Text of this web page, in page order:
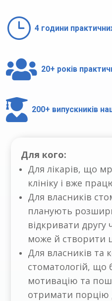
} 4 години
 20+ років
 200+ випускників
Для кого:
Для лікарів, що
клініку і вже
Для власників
планують
відкривати другу
може й створити
Для власників та
стоматологій,
мотивацію та
отримати порцію